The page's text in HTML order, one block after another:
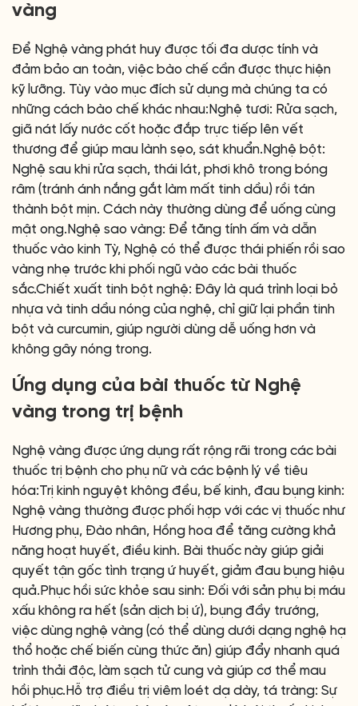
vàng
Để Nghệ vàng phát huy được tối đa dược tính và
đảm bảo an toàn, việc bào chế cần được thực hiện
kỹ lưỡng. Tùy vào mục đích sử dụng mà chúng ta có
những cách bào chế khác nhau:Nghệ tươi: Rửa sạch,
giã nát lấy nước cốt hoặc đắp trực tiếp lên vết
thương để giúp mau lành sẹo, sát khuẩn.Nghệ bột:
Nghệ sau khi rửa sạch, thái lát, phơi khô trong bóng
râm (tránh ánh nắng gắt làm mất tinh dầu) rồi tán
thành bột mịn. Cách này thường dùng để uống cùng
mật ong.Nghệ sao vàng: Để tăng tính ấm và dẫn
thuốc vào kinh Tỳ, Nghệ có thể được thái phiến rồi sao
vàng nhẹ trước khi phối ngũ vào các bài thuốc
sắc.Chiết xuất tinh bột nghệ: Đây là quá trình loại bỏ
nhựa và tinh dầu nóng của nghệ, chỉ giữ lại phần tinh
bột và curcumin, giúp người dùng dễ uống hơn và
không gây nóng trong.
Ứng dụng của bài thuốc từ Nghệ
vàng trong trị bệnh
Nghệ vàng được ứng dụng rất rộng rãi trong các bài
thuốc trị bệnh cho phụ nữ và các bệnh lý về tiêu
hóa:Trị kinh nguyệt không đều, bế kinh, đau bụng kinh:
Nghệ vàng thường được phối hợp với các vị thuốc như
Hương phụ, Đào nhân, Hồng hoa để tăng cường khả
năng hoạt huyết, điều kinh. Bài thuốc này giúp giải
quyết tận gốc tình trạng ứ huyết, giảm đau bụng hiệu
quả.Phục hồi sức khỏe sau sinh: Đối với sản phụ bị máu
xấu không ra hết (sản dịch bị ứ), bụng đầy trướng,
việc dùng nghệ vàng (có thể dùng dưới dạng nghệ hạ
thổ hoặc chế biến cùng thức ăn) giúp đẩy nhanh quá
trình thải độc, làm sạch tử cung và giúp cơ thể mau
hồi phục.Hỗ trợ điều trị viêm loét dạ dày, tá tràng: Sự